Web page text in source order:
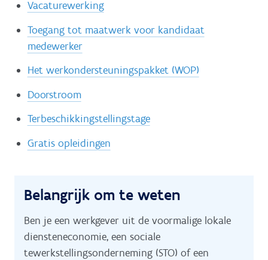
Vacaturewerking
Toegang tot maatwerk voor kandidaat
medewerker
Het werkondersteuningspakket (WOP)
Doorstroom
Terbeschikkingstellingstage
Gratis opleidingen
Belangrijk om te weten
Ben je een werkgever uit de voormalige lokale
diensteneconomie, een sociale
tewerkstellingsonderneming (STO) of een